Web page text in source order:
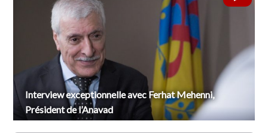
Interview exceptionnelle avec Ferhat Mehenni,
Président de l’Anavad